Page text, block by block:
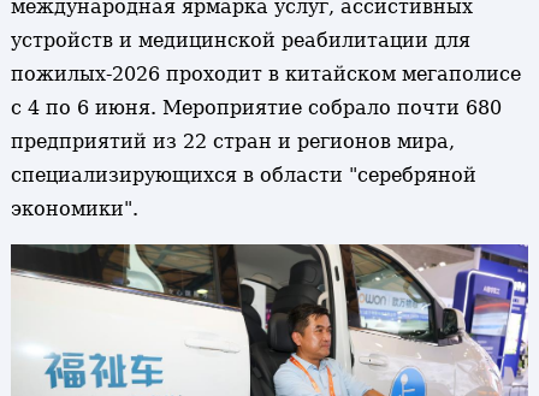
международная ярмарка услуг, ассистивных
устройств и медицинской реабилитации для
пожилых-2026 проходит в китайском мегаполисе
с 4 по 6 июня. Мероприятие собрало почти 680
предприятий из 22 стран и регионов мира,
специализирующихся в области "серебряной
экономики".